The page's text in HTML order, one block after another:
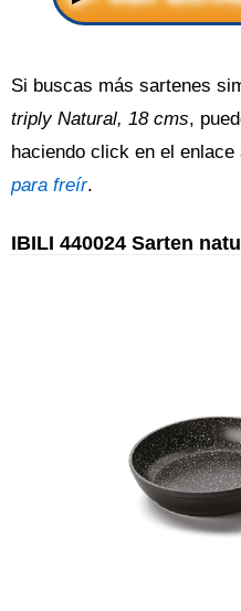
Si buscas más sartenes
triply Natural, 18 cms,
haciendo click en el enlace
para freír.
IBILI 440024 Sarten